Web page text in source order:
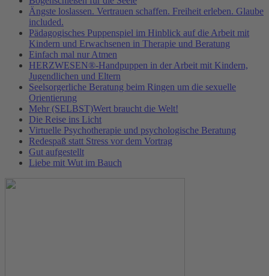
Ängste loslassen. Vertrauen schaffen. Freiheit erleben. Glaube
included.
Pädagogisches Puppenspiel im Hinblick auf die Arbeit mit
Kindern und Erwachsenen in Therapie und Beratung
Einfach mal nur Atmen
HERZWESEN®-Handpuppen in der Arbeit mit Kindern,
Jugendlichen und Eltern
Seelsorgerliche Beratung beim Ringen um die sexuelle
Orientierung
Mehr (SELBST)Wert braucht die Welt!
Die Reise ins Licht
Virtuelle Psychotherapie und psychologische Beratung
Redespaß statt Stress vor dem Vortrag
Gut aufgestellt
Liebe mit Wut im Bauch